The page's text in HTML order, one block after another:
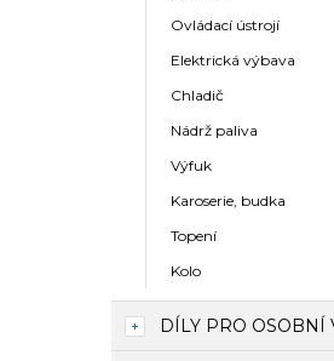
Ovládací ústrojí
Elektrická výbava
Chladič
Nádrž paliva
Výfuk
Karoserie, budka
Topení
Kolo
DÍLY PRO OSOBNÍ